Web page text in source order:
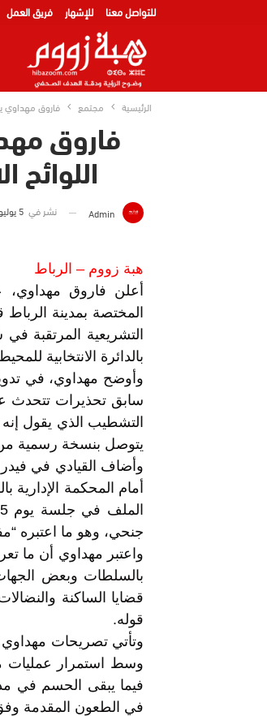
للتواصل معنا للإشهار فريق العمل
الرئيسية مجتمع فاروق مهداوي
فاروق
اللوائح
Admin نشر في 5 يوليو 2026 الساعة 13 و 44 دقيقة
هبة زووم – الرباط
أعلن فاروق مهداوي،
المختصة بمدينة
التشريعية المرتقبة
بالدائرة الانتخابية
وأوضح مهداوي، في
سابق تحذيرات تتحدث
التشطيب الذي يقول
يتوصل بنسخة رسمية من
أمام المحكمة
جنحي، وهو ما اعتبره
واعتبر مهداوي أن ما
بالسلطات وبعض
قضايا الساكنة
قوله.
وتأتي تصريحات مهداوي
وسط استمرار عمليات
فيما يبقى الحسم في
في الطعون المقدمة وفق